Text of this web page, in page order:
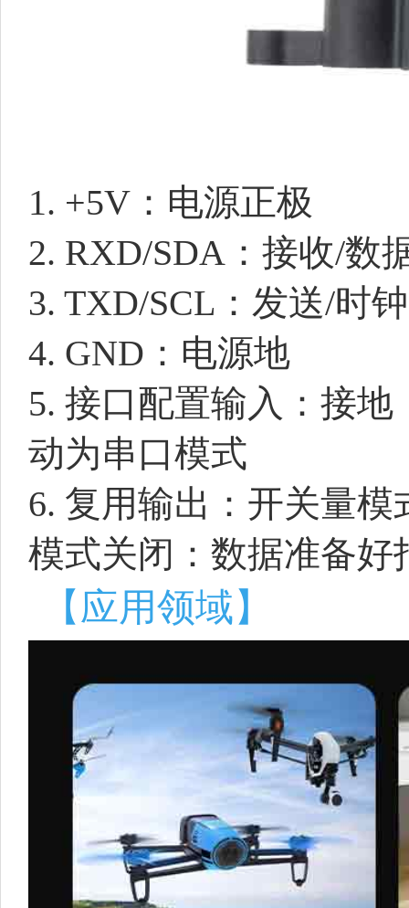
1. +5V：电源正极
2. RXD/SDA：接收/数
3. TXD/SCL：发送/时钟
4. GND：电源地
5. 接口配置输入：接
动为串口模式
6. 复用输出：开关量
模式关闭：数据准备好
【应用领域】